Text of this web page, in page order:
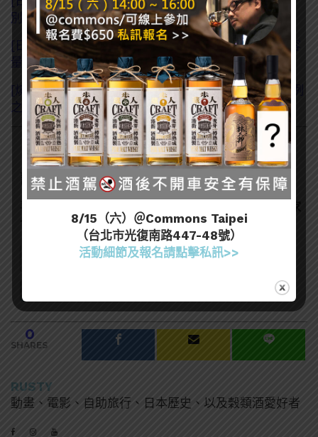
別」？與吟釀有何不同？
[日本酒知識] 居酒屋德利標的「正一合」什麼意思？容
量還有正負？
[燒酎X調酒知識]「燒酎水割」怎麼做最好喝？黃金比例
之外，「注酒順序」也是關鍵！
訂閱一飲樂酒誌電子報
會員優惠吧！
0
SHARES
RUSTY
動畫、電影、自助旅行、日本歷史、以及穀類酒愛好者
8/15（六）＠Commons Taipei
（台北市光復南路447-48號）
活動細節及報名請點擊私訊>>